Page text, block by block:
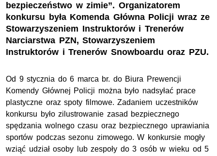
bezpieczeństwo w zimie”. Organizatorem
konkursu była Komenda Główna Policji wraz ze
Stowarzyszeniem Instruktorów i Trenerów
Narciarstwa PZN, Stowarzyszeniem
Instruktorów i Trenerów Snowboardu oraz PZU.
Od 9 stycznia do 6 marca br. do Biura Prewencji
Komendy Głównej Policji można było nadsyłać prace
plastyczne oraz spoty filmowe. Zadaniem uczestników
konkursu było zilustrowanie zasad bezpiecznego
spędzania wolnego czasu oraz bezpiecznego uprawiania
sportów podczas sezonu zimowego. W konkursie mogły
wziąć udział osoby lub zespoły do 3 osób w wieku od 5